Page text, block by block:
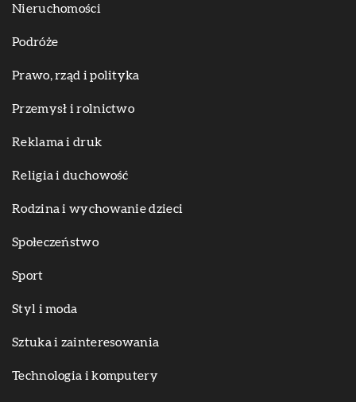
Nieruchomości
Podróże
Prawo, rząd i polityka
Przemysł i rolnictwo
Reklama i druk
Religia i duchowość
Rodzina i wychowanie dzieci
Społeczeństwo
Sport
Styl i moda
Sztuka i zainteresowania
Technologia i komputery